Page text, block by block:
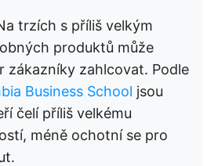
trzích s příliš velkým
produktů může
zákazníky zahlcovat. Podle
Business School jsou
čelí příliš velkému
méně ochotní se pro